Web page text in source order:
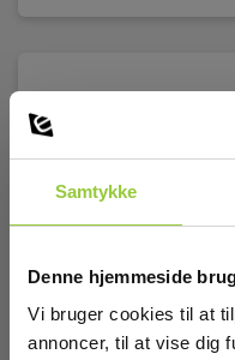
Samtykke
Denne hjemmeside
Vi bruger cookies til at
annoncer, til at vise dig